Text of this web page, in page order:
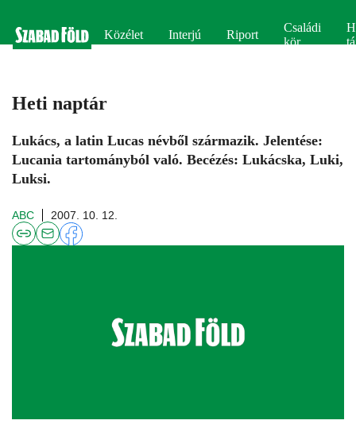
Közélet Interjú Riport
Családi
kör
Heti naptár
Lukács, a latin Lucas névből származik. Jelentése:
Lucania tartományból való. Becézés: Lukácska, Luki,
Luksi.
ABC 2007. 10. 12.